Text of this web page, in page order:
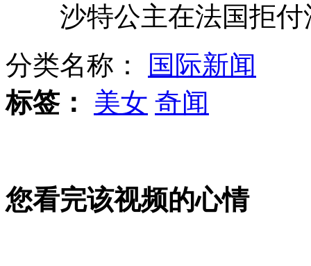
媒体猜测iPhone5最新效果图出炉
男子微信寻艳遇 酒店开房被偷裤子
沙特公主在法国拒付
分类名称：
国际新闻
标签：
美女 奇闻
您看完该视频的心情